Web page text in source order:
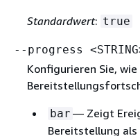
Standardwert: true
--progress
Konfigurieren Sie, wie
bar — Zeigt
Bereitstellung